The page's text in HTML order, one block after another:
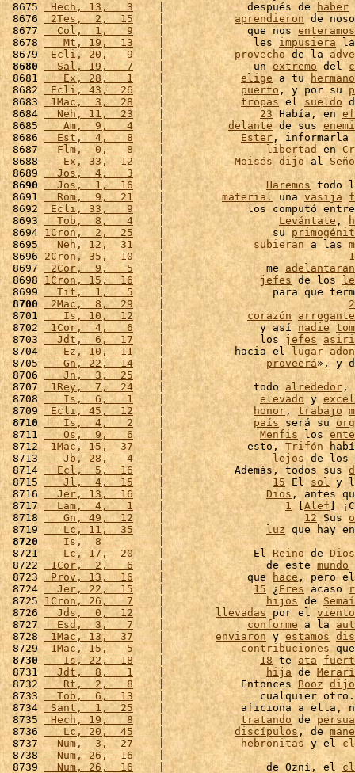
8675 Hech, 13,   3
    |             después de
haber
8676 2Tes,  2,  15
    |
aprendieron de
8677
  Col,  1,   9
    |             que nos
enteramos
8678
   Mt, 19,  13
    |              les
impusiera
8679 Ecli, 20,   9
    |
provecho de la
8680
  Sal, 19,   7
    |              un
extremo del
8681
   Ex, 28,   1
    |
elige a tu hermano
8682
Ecli, 43,  26
    |
puerto, y por su
8683
1Mac,  3,  28
    |
tropas el sueldo
8684
  Neh, 11,  23
    |
23 Había, en
8685
   Am,  9,   4
    |
delante de sus
8686
  Est,  4,   8
    |
Ester , informarla
8687
  Flm,  0,   8
    |
libertad en
8688
   Ex, 33,  12
    |
Moisés dijo al
8689
  Jos,  4,   3
8690
  Jos,  1,  16
    |
Haremos todo
8691
  Rom,  9,  21
    |
material una vasija
8692 Ecli, 33,   9
|             los computó
8693
  Tob,  8,   4
    |
Levántate ,
8694 1Cron,  2,  25
    |                 su
8695
  Neh, 12,  31
    |
subieran a las
8696 2Cron, 35,  10
    |
8697 2Cor,  9,   5
    |                me
adelantaran
8698 1Cron, 15,  16
    |
jefes de los
8699
  Tit,  1,   5
|                 para que
8700
2Mac,  8,  29
    |
8701
   Is, 10,  12
    |
corazón
arrogante
8702
1Cor,  4,   6
    |               y así
nadie
8703
  Jdt,  6,  17
    |               los
jefes
8704
   Ez, 10,  11
    |           hacia el
lugar
8705
   Gn, 22,  14
    |
proveerá», y
8706
   Jn,  3,  25
8707 1Rey,  7,  24
    |              todo
alrededor ,
8708
   Is,  6,   1
    |
elevado y
8709 Ecli, 45,  12
    |
honor , trabajo
8710
   Is,  4,   2
    |
país será su
8711
   Os,  9,   6
    |
Menfis los
8712 1Mac, 15,  37
    |             esto,
Trifón
8713
   Jb, 28,   4
    |
lejos de los
8714
  Ecl,  5,  16
    |           Además, todos sus
8715
   Jl,  4,  15
    |
15 El sol y
8716
  Jer, 13,  16
    |
Dios , antes
8717
  Lam,  4,   1
    |
1 Alef ]
8718
   Gn, 49,  12
    |
12 Sus
8719
   Lc, 11,  35
    |
luz que hay
8720
   Is,  8
8721
   Lc, 17,  20
    |              El
Reino de Dios
8722 1Cor,  2,   6
    |                de este
mundo
8723 Prov, 13,  16
    |             que
hace, pero
8724
  Jer, 22,  15
    |
15 ¿ Eres acaso
8725 1Cron, 26,   7
    |
hijos de
8726
  Jds,  0,  12
    |
llevadas por el viento
8727
  Esd,  3,   7
    |
conforme a la
8728
1Mac, 13,  37
    |
enviaron y estamos
8729 1Mac, 15,   5
    |
contribuciones
8730
   Is, 22,  18
    |
18 te ata
8731
  Jdt,  8,   1
    |
hija de Merarí
8732
   Rt,  2,   8
    |            Entonces
Booz dijo
8733
  Tob,  6,  13
|               cualquier
8734
Sant,  1,  25
|            aficiona a ella,
8735 Hech, 19,   8
    |
tratando de
8736
   Lc, 20,  45
    |
discípulos , de
8737
  Num,  3,  27
    |
hebronitas y el
8738
  Num, 26,  16
8739
  Num, 26,  16
    |                de Ozní, el